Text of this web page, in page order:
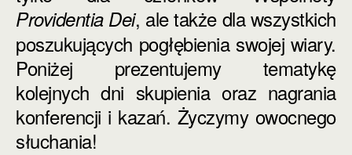
Providentia Dei, ale także dla wszystkich
poszukujących pogłębienia swojej wiary.
Poniżej prezentujemy tematykę
kolejnych dni skupienia oraz nagrania
konferencji i kazań. Życzymy owocnego
słuchania!